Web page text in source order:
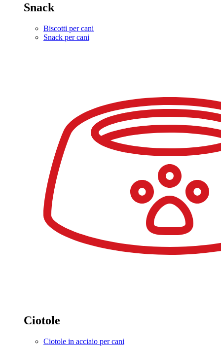
Snack
Biscotti per cani
Snack per cani
Ciotole
Ciotole in acciaio per cani